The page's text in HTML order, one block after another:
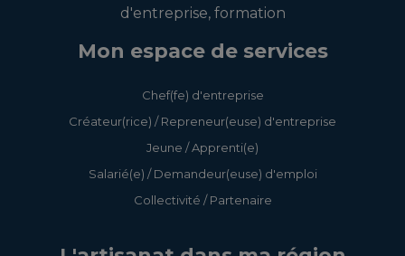
d'entreprise, formation
Mon espace de services
Chef(fe) d'entreprise
Créateur(rice) / Repreneur(euse) d'entreprise
Jeune / Apprenti(e)
Salarié(e) / Demandeur(euse) d'emploi
Collectivité / Partenaire